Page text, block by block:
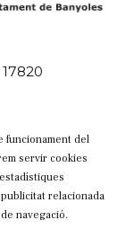
a facebook
funcionament del
servir cookies
relacionada
navegació.